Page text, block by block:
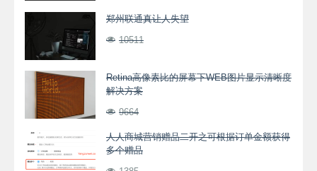
郑州联通真让人失望
10511
Retina高像素比的屏幕下WEB图片显示清晰度
解决方案
9664
人人商城营销赠品二开之可根据订单金额获得
多个赠品